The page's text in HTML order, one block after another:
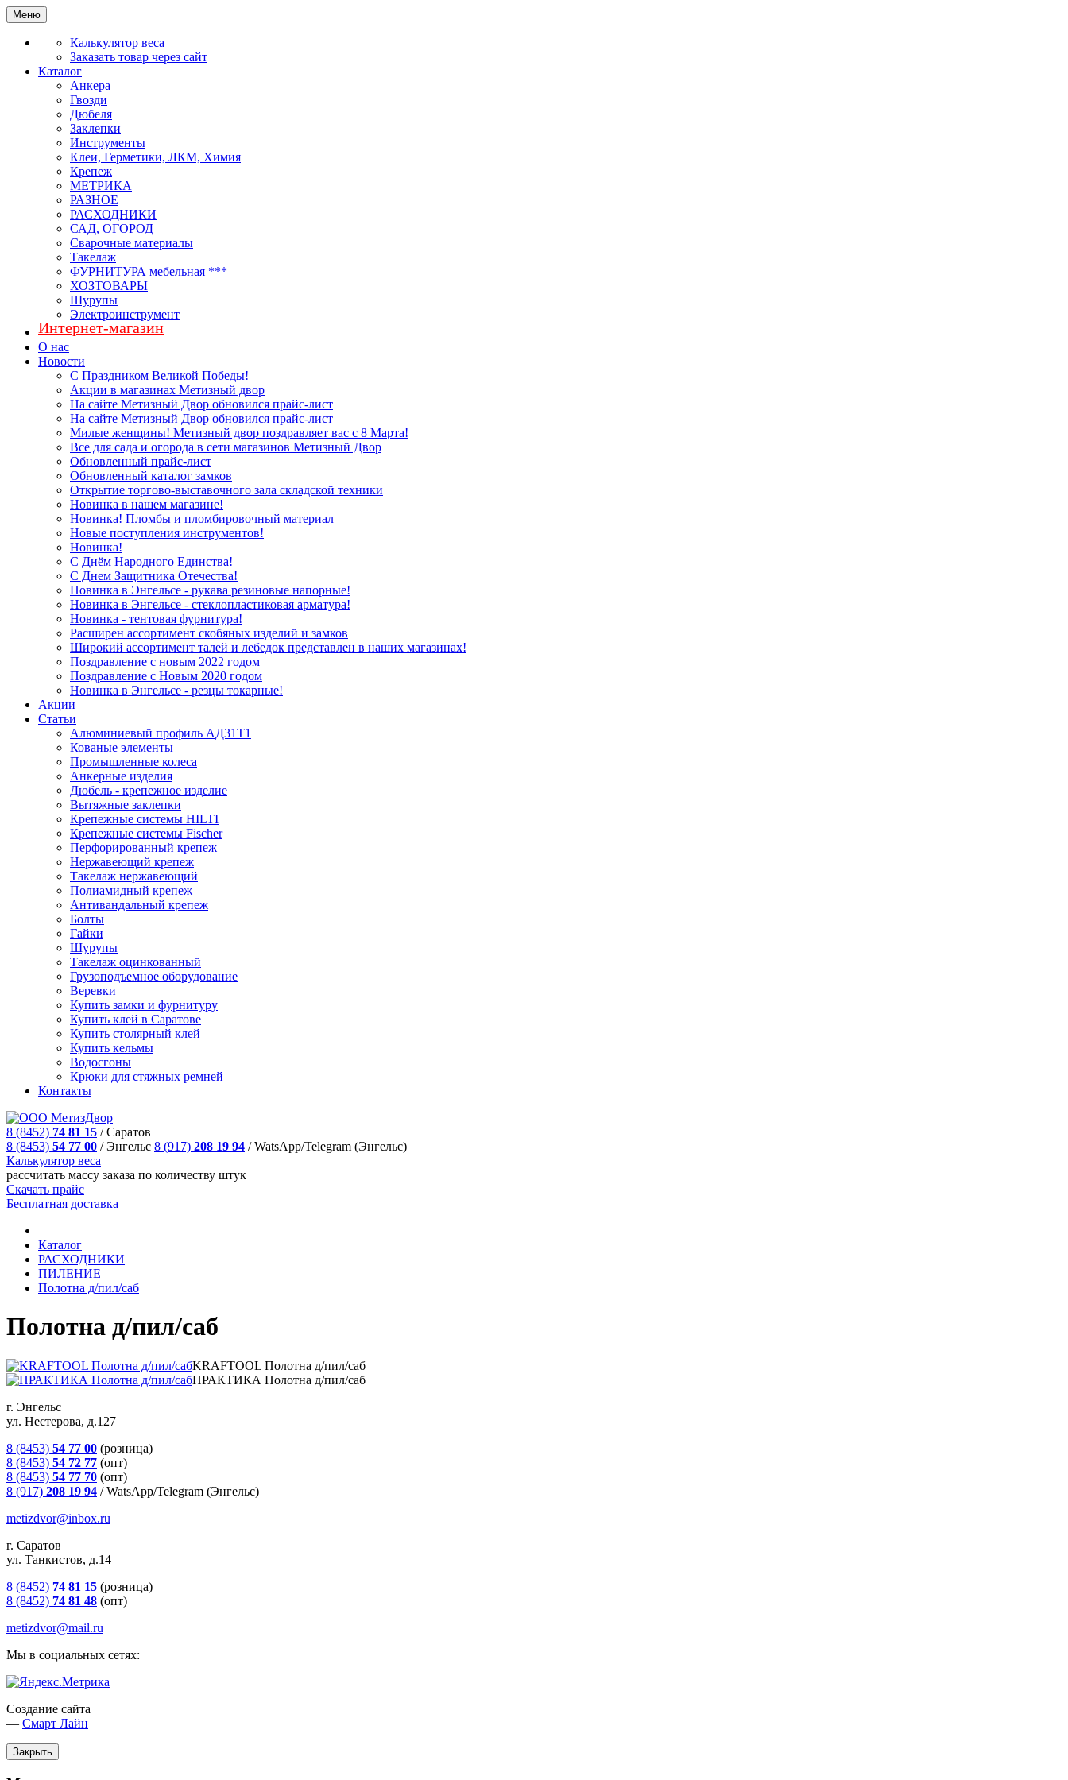
Меню
Калькулятор веса
Заказать товар через сайт
Каталог
Анкера
Гвозди
Дюбеля
Заклепки
Инструменты
Клеи, Герметики, ЛКМ, Химия
Крепеж
МЕТРИКА
РАЗНОЕ
РАСХОДНИКИ
САД, ОГОРОД
Сварочные материалы
Такелаж
ФУРНИТУРА мебельная ***
ХОЗТОВАРЫ
Шурупы
Электроинструмент
Интернет-магазин
О нас
Новости
С Праздником Великой Победы!
Акции в магазинах Метизный двор
На сайте Метизный Двор обновился прайс-лист
На сайте Метизный Двор обновился прайс-лист
Милые женщины! Метизный двор поздравляет вас с 8 Марта!
Все для сада и огорода в сети магазинов Метизный Двор
Обновленный прайс-лист
Обновленный каталог замков
Открытие торгово-выставочного зала складской техники
Новинка в нашем магазине!
Новинка! Пломбы и пломбировочный материал
Новые поступления инструментов!
Новинка!
С Днём Народного Единства!
С Днем Защитника Отечества!
Новинка в Энгельсе - рукава резиновые напорные!
Новинка в Энгельсе - стеклопластиковая арматура!
Новинка - тентовая фурнитура!
Расширен ассортимент скобяных изделий и замков
Широкий ассортимент талей и лебедок представлен в наших магазинах!
Поздравление с новым 2022 годом
Поздравление с Новым 2020 годом
Новинка в Энгельсе - резцы токарные!
Акции
Статьи
Алюминиевый профиль АД31Т1
Кованые элементы
Промышленные колеса
Анкерные изделия
Дюбель - крепежное изделие
Вытяжные заклепки
Крепежные системы HILTI
Крепежные системы Fischer
Перфорированный крепеж
Нержавеющий крепеж
Такелаж нержавеющий
Полиамидный крепеж
Антивандальный крепеж
Болты
Гайки
Шурупы
Такелаж оцинкованный
Грузоподъемное оборудование
Веревки
Купить замки и фурнитуру
Купить клей в Саратове
Купить столярный клей
Купить кельмы
Водосгоны
Крюки для стяжных ремней
Контакты
8 (8452) 74 81 15 /Саратов
8 (8453) 54 77 00 /Энгельс 8 (917) 208 19 94 /WatsApp/Telegram (Энгельс)
Калькулятор веса
рассчитать массу заказа по количеству штук
Скачать прайс
Бесплатная доставка
Каталог
РАСХОДНИКИ
ПИЛЕНИЕ
Полотна д/пил/саб
Полотна д/пил/саб
KRAFTOOL Полотна д/пил/саб
ПРАКТИКА Полотна д/пил/саб
г. Энгельс
ул. Нестерова, д.127
8 (8453) 54 77 00 (розница)
8 (8453) 54 72 77 (опт)
8 (8453) 54 77 70 (опт)
8 (917) 208 19 94 /WatsApp/Telegram (Энгельс)
metizdvor@inbox.ru
г. Саратов
ул. Танкистов, д.14
8 (8452) 74 81 15 (розница)
8 (8452) 74 81 48 (опт)
metizdvor@mail.ru
Мы в социальных сетях:
Создание сайта
— Смарт Лайн
Закрыть